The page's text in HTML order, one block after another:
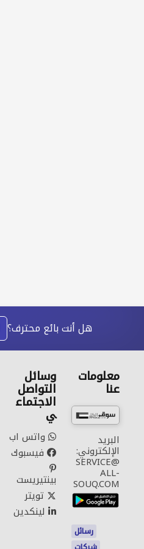
هل أنت بائع محترف؟
معلومات
عنا
البريد
الإلكتروني:
SERVICE@
ALL-
SOUQ.COM
رسائل
وسائل
التواصل
الاجتماع
ي
واتس اب
فيسبوك
بينتيريست
تويتر
لينكدين